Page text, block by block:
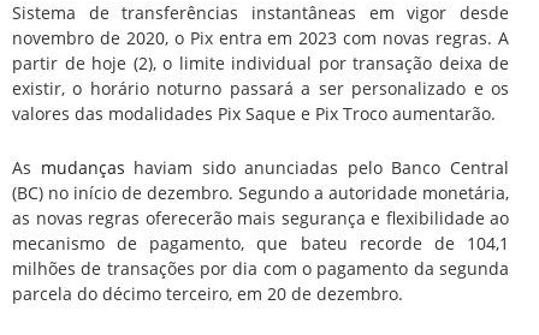
Sistema de transferências instantâneas em vigor desde
novembro de 2020, o Pix entra em 2023 com novas regras. A
partir de hoje (2), o limite individual por transação deixa de
existir, o horário noturno passará a ser personalizado e os
valores das modalidades Pix Saque e Pix Troco aumentarão.
As mudanças haviam sido anunciadas pelo Banco Central
(BC) no início de dezembro. Segundo a autoridade monetária,
as novas regras oferecerão mais segurança e flexibilidade ao
mecanismo de pagamento, que bateu recorde de 104,1
milhões de transações por dia com o pagamento da segunda
parcela do décimo terceiro, em 20 de dezembro.